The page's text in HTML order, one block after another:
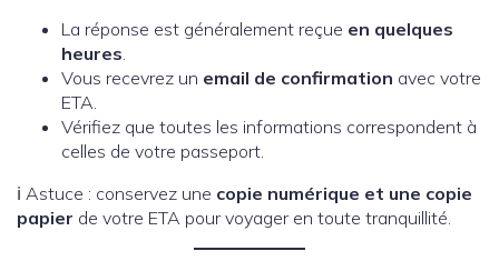
La réponse est généralement reçue en quelques
heures.
Vous recevrez un email de confirmation avec votre
ETA.
Vérifiez que toutes les informations correspondent à
celles de votre passeport.
ℹ️ Astuce : conservez une copie numérique et une copie
papier de votre ETA pour voyager en toute tranquillité.